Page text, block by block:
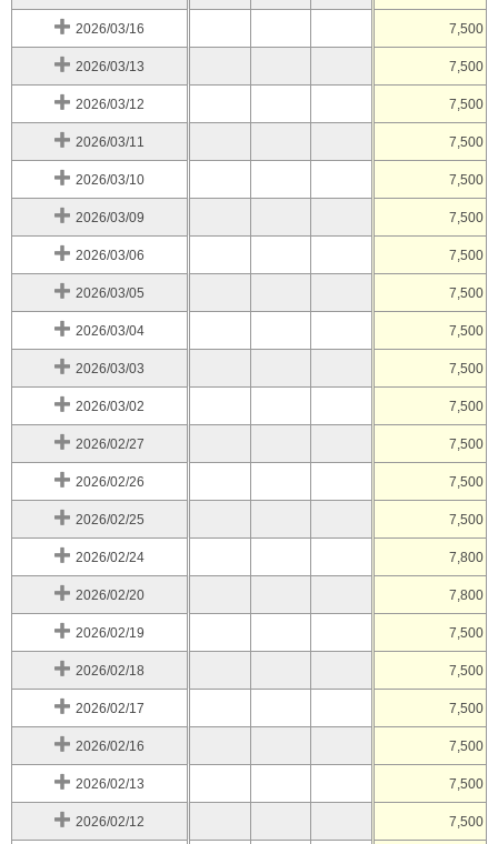
2026/03/16 7,500
2026/03/13 7,500
2026/03/12 7,500
2026/03/11 7,500
2026/03/10 7,500
2026/03/09 7,500
2026/03/06 7,500
2026/03/05 7,500
2026/03/04 7,500
2026/03/03 7,500
2026/03/02 7,500
2026/02/27 7,500
2026/02/26 7,500
2026/02/25 7,500
2026/02/24 7,800
2026/02/20 7,800
2026/02/19 7,500
2026/02/18 7,500
2026/02/17 7,500
2026/02/16 7,500
2026/02/13 7,500
2026/02/12 7,500